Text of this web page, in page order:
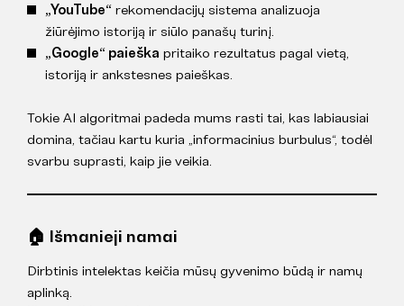
„YouTube“ rekomendacijų sistema analizuoja
žiūrėjimo istoriją ir siūlo panašų turinį.
„Google“ paieška pritaiko rezultatus pagal vietą,
istoriją ir ankstesnes paieškas.
Tokie AI algoritmai padeda mums rasti tai, kas labiausiai
domina, tačiau kartu kuria „informacinius burbulus“, todėl
svarbu suprasti, kaip jie veikia.
🏠 Išmanieji namai
Dirbtinis intelektas keičia mūsų gyvenimo būdą ir namų
aplinką.